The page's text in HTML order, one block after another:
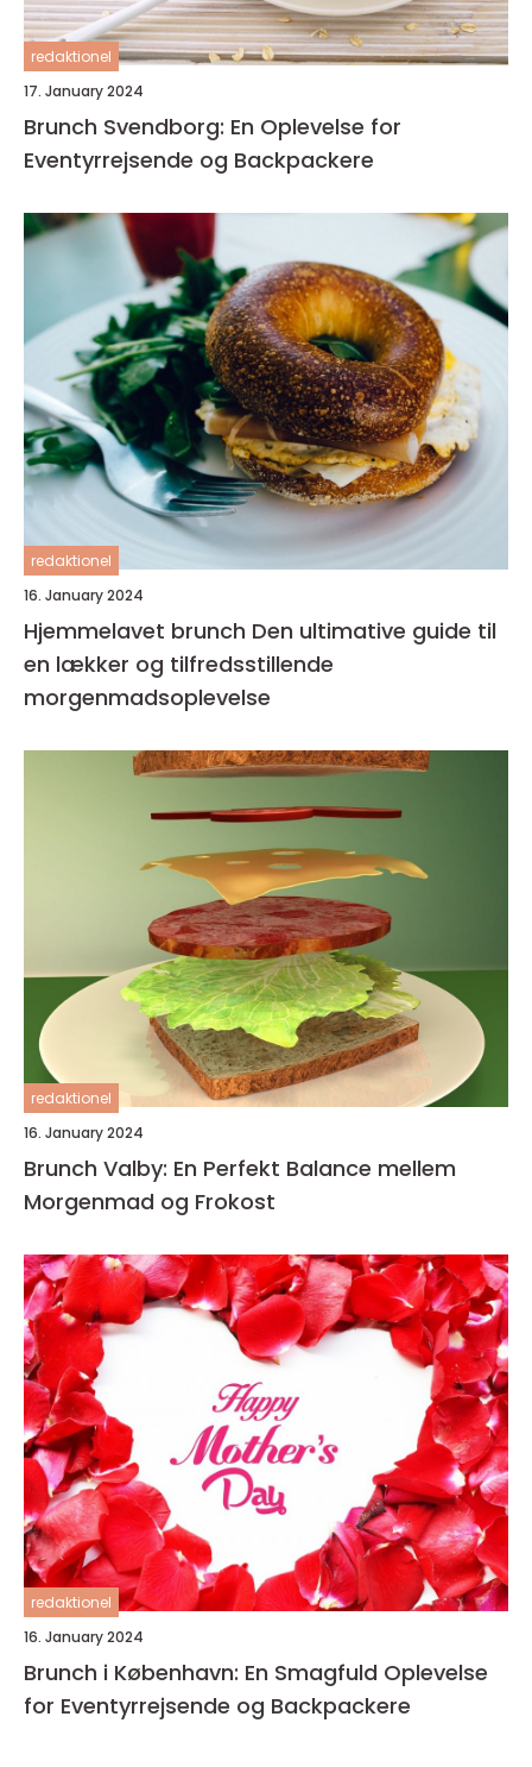
redaktionel
17. January 2024
Brunch Svendborg: En Oplevelse for
Eventyrrejsende og Backpackere
redaktionel
16. January 2024
Hjemmelavet brunch Den ultimative guide til
en lækker og tilfredsstillende
morgenmadsoplevelse
redaktionel
16. January 2024
Brunch Valby: En Perfekt Balance mellem
Morgenmad og Frokost
redaktionel
16. January 2024
Brunch i København: En Smagfuld Oplevelse
for Eventyrrejsende og Backpackere